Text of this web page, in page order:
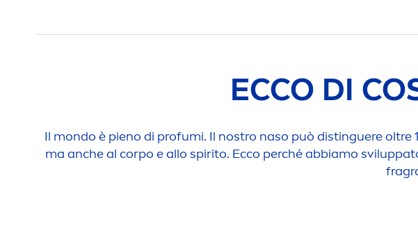
ECCO DI
Il mondo è pieno di profumi. Il nostro naso può distinguere
ma anche al corpo e allo spirito. Ecco perché abbiamo